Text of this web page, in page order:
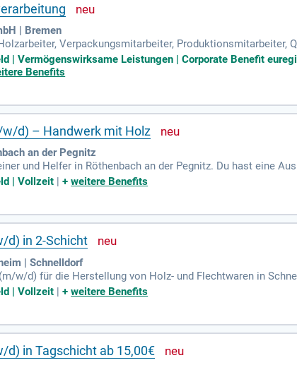
| Bremen
Verpackungsmitarbeiter, Produktionsmitarbeiter,
| Vermögenswirksame Leistungen | Corporate Benefit
Benefits
d) – Handwerk mit Holz
an der Pegnitz
und Helfer in Röthenbach an der Pegnitz. Du hast eine
Anstellung mit einem Stundenlohn zwischen 17,87 € und
Profitiere von Urlaubs- und Weihnachtsgeld sowie
| Vollzeit |+weitere Benefits
d) in 2-Schicht
| Schnelldorf
w/d) für die Herstellung von Holz- und Flechtwaren in
Einrichten von CNC-Maschinen. Wir bieten ein
Ihre Aufgaben umfassen das Bearbeiten von
oder handwerkliches Geschick sowie
Einsatzzulagen in einem 2-Schicht-System.
| Vollzeit |+weitere Benefits
d) in Tagschicht ab 15,00€